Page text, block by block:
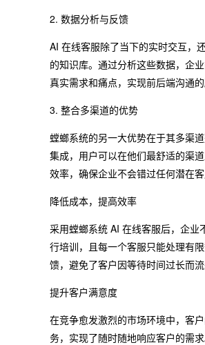
2. 数据分析与反馈
AI 在线客服除了当下的实时交互，
的知识库。通过分析这些数据，企
真实需求和痛点，实现前后端沟通的
3. 整合多渠道的优势
螳螂系统的另一大优势在于其多渠
集成，用户可以在他们最舒适的渠
效率，确保企业不会错过任何潜在客
降低成本，提高效率
采用螳螂系统 AI 在线客服后，企
行培训，且每一个客服只能处理有
馈，避免了客户因等待时间过长而流
提升客户满意度
在竞争愈发激烈的市场环境中，客
务，实现了随时随地响应客户的需